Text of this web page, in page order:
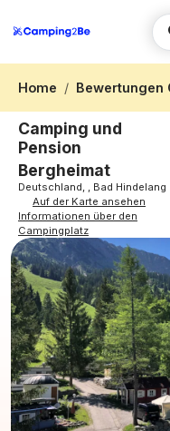
Home Bewertungen
Camping und
Pension
Bergheimat
Deutschland, , Bad Hindelang
Auf der Karte ansehen
Informationen über den
Campingplatz